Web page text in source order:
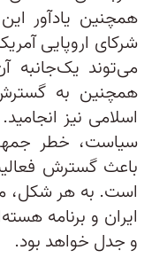
همچنین یادآور
شرکای اروپایی
می‌توند یک‌جانبه
همچنین به
اسلامی نیز
سیاست، خطر
باعث گسترش
است. به هر شکل،
ایران و برنامه
و جدل خواهد بود.